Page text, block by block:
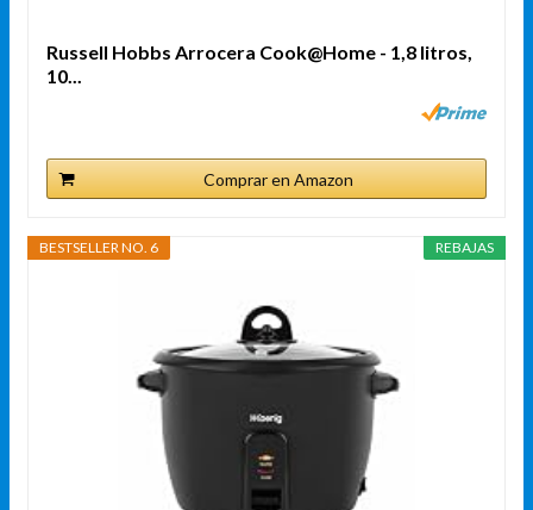
Russell Hobbs Arrocera Cook@Home - 1,8 litros,
10...
Comprar en Amazon
REBAJAS
BESTSELLER NO. 6